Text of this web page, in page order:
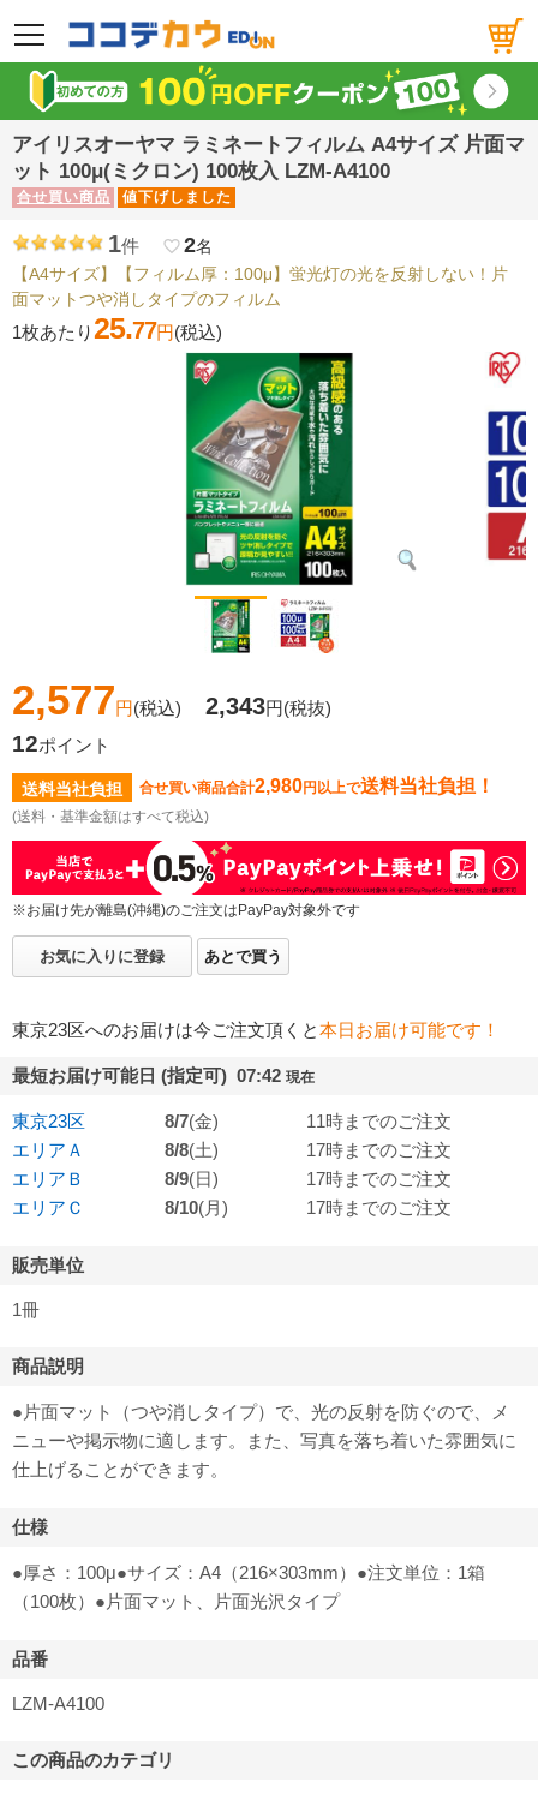
メニュー
アイリスオーヤマ ラミネートフィルム A4サイズ 片面マ
ット 100μ(ミクロン) 100枚入 LZM-A4100
合せ買い商品 値下げしました
1件 favorite_border2名
【A4サイズ】【フィルム厚：100μ】蛍光灯の光を反射しない！片
面マットつや消しタイプのフィルム
1枚あたり25.77円(税込)
2,577円(税込) 2,343円(税抜)
12ポイント
送料当社負担 合せ買い商品合計2,980円以上で送料当社負担！
(送料・基準金額はすべて税込)
※お届け先が離島(沖縄)のご注文はPayPay対象外です
お気に入りに登録 あとで買う
東京23区へのお届けは今ご注文頂くと本日お届け可能です！
最短お届け可能日 (指定可) 07:42 現在
東京23区 8/7(金)
11時までのご注文
エリアＡ
8/8(土)
17時までのご注文
エリアＢ
8/9(日)
17時までのご注文
エリアＣ
8/10(月) 17時までのご注文
販売単位
1冊
商品説明
●片面マット（つや消しタイプ）で、光の反射を防ぐので、メ
ニューや掲示物に適します。また、写真を落ち着いた雰囲気に
仕上げることができます。
仕様
●厚さ：100μ●サイズ：A4（216×303mm）●注文単位：1箱
（100枚）●片面マット、片面光沢タイプ
品番
LZM-A4100
この商品のカテゴリ